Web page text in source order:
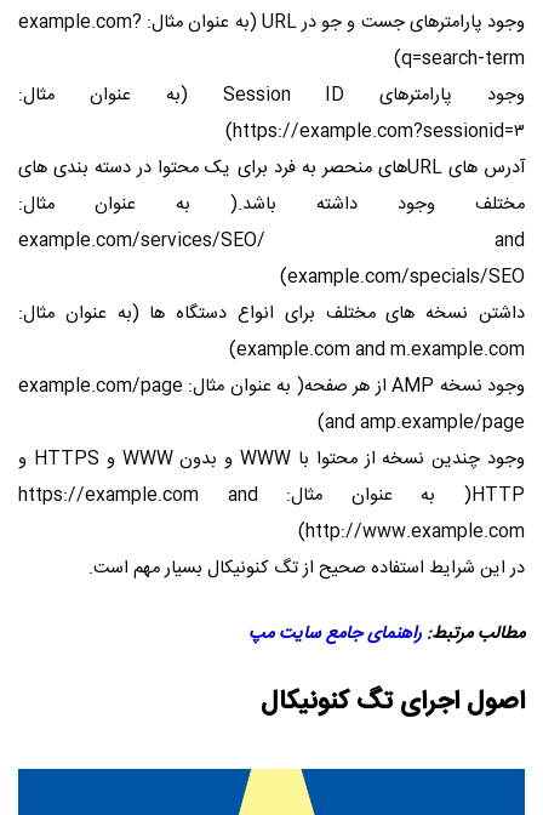
وجود پارامترهای جست و جو در URL (به عنوان مثال: example.com?
q=search-term)
وجود پارامترهای Session ID (به عنوان مثال:
https://example.com?sessionid=۳)
آدرس های URLهای منحصر به فرد برای یک محتوا در دسته بندی های
مختلف وجود داشته باشد.( به عنوان مثال:
example.com/services/SEO/ and
example.com/specials/SEO)
داشتن نسخه های مختلف برای انواع دستگاه ها (به عنوان مثال:
example.com and m.example.com)
وجود نسخه AMP از هر صفحه( به عنوان مثال: example.com/page
and amp.example/page)
وجود چندین نسخه از محتوا با WWW و بدون WWW و HTTPS و
HTTP( به عنوان مثال: https://example.com and
http://www.example.com)
در این شرایط استفاده صحیح از تگ کنونیکال بسیار مهم است.
مطالب مرتبط: راهنمای جامع سایت مپ
اصول اجرای تگ کنونیکال